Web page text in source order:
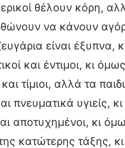
θέλουν κόρη,
να κάνουν
είναι έξυπνα,
και έντιμοι, κι
τίμιοι, αλλά τα
πνευματικά υγιείς,
αποτυχημένοι, κι
κατώτερης τάξης,